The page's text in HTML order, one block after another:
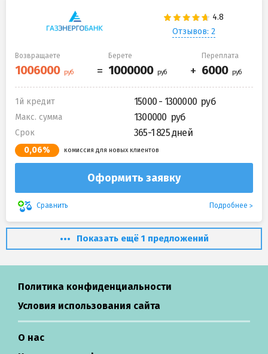
Отзывов: 2
Возвращаете Берете Переплата
1й кредит 15000 - 1300000
Макс. сумма 1300000
Срок 365-1 825 дней
0,06% комиссия для новых клиентов
Оформить заявку
Сравнить Подробнее
Показать ещё 1 предложений
Политика конфиденциальности
Условия использования сайта
О нас